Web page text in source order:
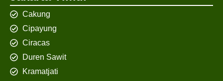
Cakung
Cipayung
Ciracas
Duren Sawit
Kramatjati